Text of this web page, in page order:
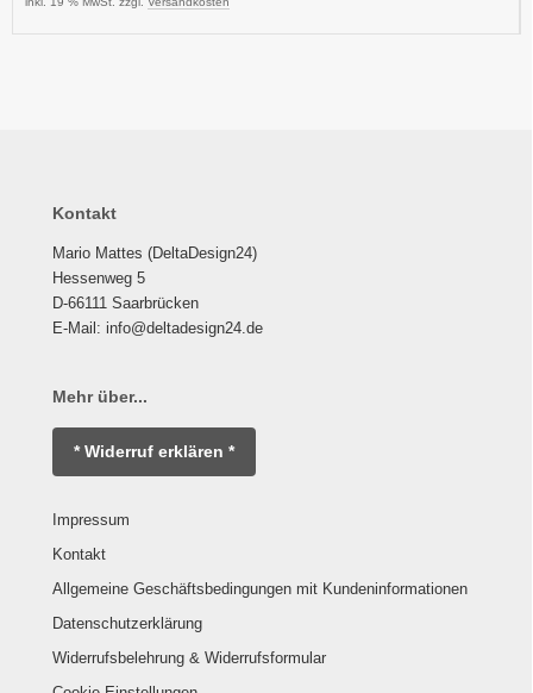
Kontakt
Mario Mattes (DeltaDesign24)
Hessenweg 5
D-66111 Saarbrücken
E-Mail: info@deltadesign24.de
Mehr über...
* Widerruf erklären *
Impressum
Kontakt
Allgemeine Geschäftsbedingungen mit Kundeninformationen
Datenschutzerklärung
Widerrufsbelehrung & Widerrufsformular